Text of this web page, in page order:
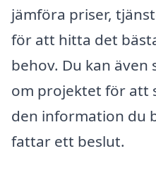
jämföra priser,
för att hitta det
behov. Du kan
om projektet för att
den information du
fattar ett beslut.